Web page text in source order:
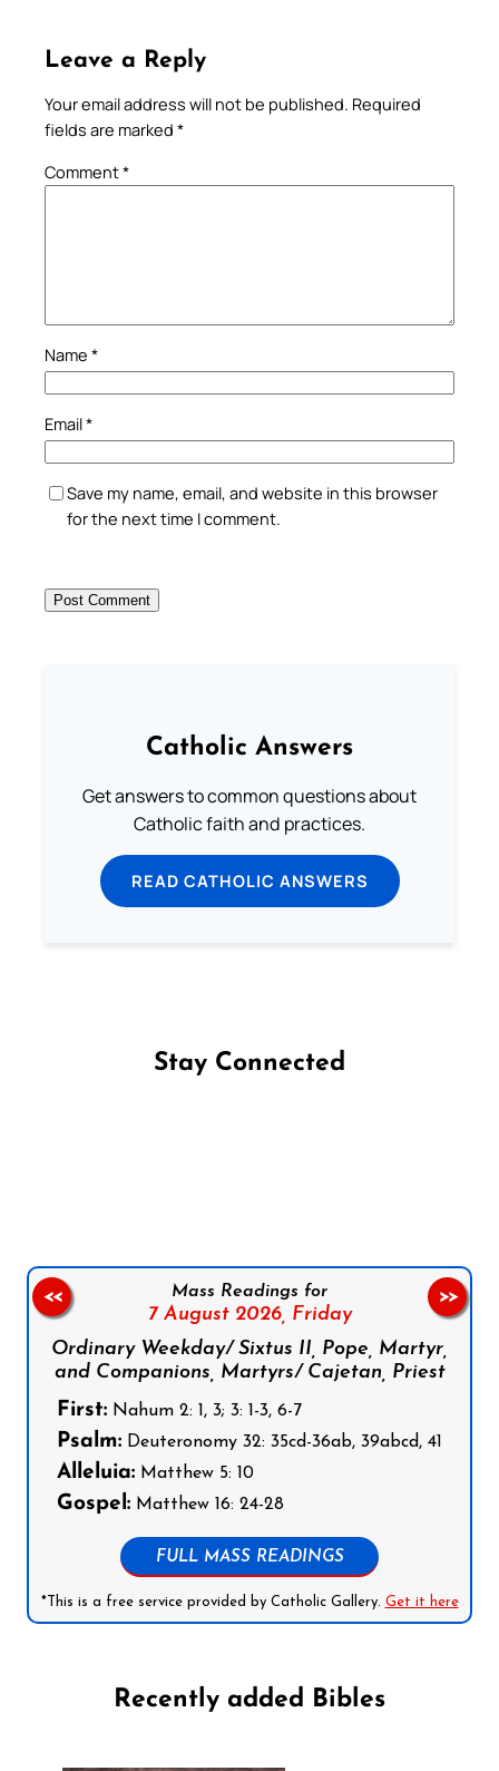
Leave a Reply
Your email address will not be published. Required
fields are marked *
Comment*
Name *
Email*
Save my name, email, and website in this browser
for the next time I comment.
Catholic Answers
Get answers to common questions about
Catholic faith and practices.
READ CATHOLIC ANSWERS
Stay Connected
Mass Readings for
7 August 2026, Friday
Ordinary Weekday/ Sixtus II, Pope, Martyr,
and Companions, Martyrs/ Cajetan, Priest
First: Nahum 2: 1, 3; 3: 1-3, 6-7
Psalm: Deuteronomy 32: 35cd-36ab, 39abcd, 41
Alleluia: Matthew 5: 10
Gospel: Matthew 16: 24-28
FULL MASS READINGS
*This is a free service provided by Catholic Gallery. Get it here
<< >>
Recently added Bibles